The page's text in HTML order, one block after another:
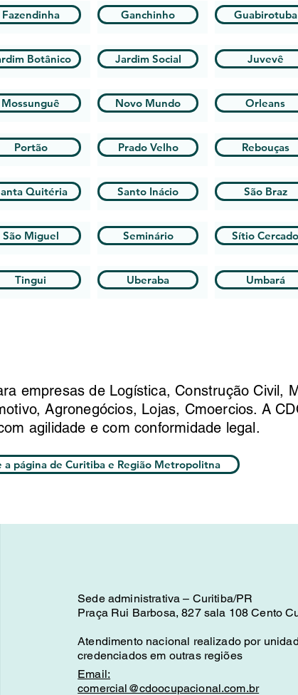
Fazendinha
Botânico
Mossunguê
Portão
Quitéria
São Miguel
Tingui
Ganchinho
Jardim Social
Novo Mundo
Prado Velho
Santo Inácio
Seminário
Uberaba
Guabirotuba
Juvevê
Orleans
Rebouças
São Braz
Sítio Cercado
Umbará
empresas de Logística, Construção Civil,
Agronegócios, Lojas, Cmoercios. A
agilidade e com conformidade legal.
a página de Curitiba e Região Metropolitna
Sede administrativa – Curitiba/PR
Praça Rui Barbosa, 827 sala 108 Cento
Atendimento nacional realizado por
credenciados em outras regiões
Email:
comercial@cdoocupacional.com.br